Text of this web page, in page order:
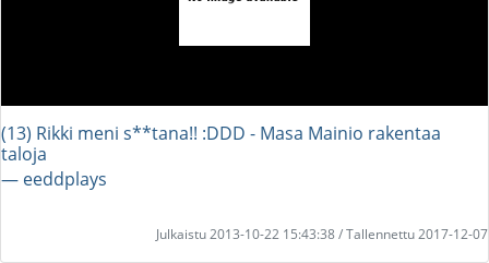
(13) Rikki meni s**tana!! :DDD - Masa Mainio rakentaa
taloja
― eeddplays
Julkaistu 2013-10-22 15:43:38 / Tallennettu 2017-12-07